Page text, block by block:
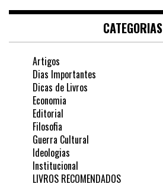
CATEGORIAS
Artigos
Dias Importantes
Dicas de Livros
Economia
Editorial
Filosofia
Guerra Cultural
Ideologias
Institucional
LIVROS RECOMENDADOS